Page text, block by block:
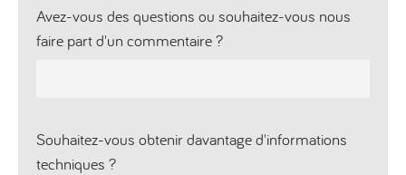
Avez-vous des questions ou souhaitez-vous nous
faire part d'un commentaire ?
Souhaitez-vous obtenir davantage d'informations
techniques ?